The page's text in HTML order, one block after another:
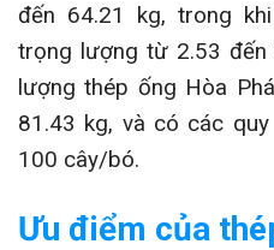
đến 64.21 kg, trong
trọng lượng từ 2.53 đến
lượng thép ống Hòa
81.43 kg, và có các
100 cây/bó.
Ưu điểm của